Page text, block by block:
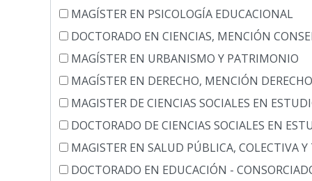
MAGÍSTER EN PSICOLOGÍA EDUCACIONAL
DOCTORADO EN CIENCIAS, MENCIÓN
MAGÍSTER EN URBANISMO Y PATRIMONIO
MAGÍSTER EN DERECHO, MENCIÓN
MAGISTER DE CIENCIAS SOCIALES EN
DOCTORADO DE CIENCIAS SOCIALES EN
MAGISTER EN SALUD PÚBLICA, COLECTIVA
DOCTORADO EN EDUCACIÓN -